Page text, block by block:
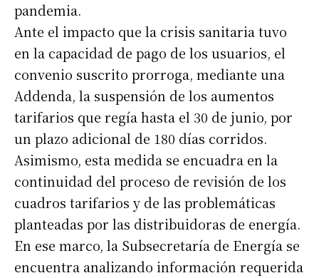
pandemia.
Ante el impacto que la crisis sanitaria tuvo
en la capacidad de pago de los usuarios, el
convenio suscrito prorroga, mediante una
Addenda, la suspensión de los aumentos
tarifarios que regía hasta el 30 de junio, por
un plazo adicional de 180 días corridos.
Asimismo, esta medida se encuadra en la
continuidad del proceso de revisión de los
cuadros tarifarios y de las problemáticas
planteadas por las distribuidoras de energía.
En ese marco, la Subsecretaría de Energía se
encuentra analizando información requerida